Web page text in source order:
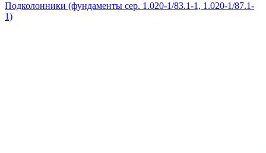
Подколонники (фундаменты сер. 1.020-1/83.1-1, 1.020-1/87.1-
1)